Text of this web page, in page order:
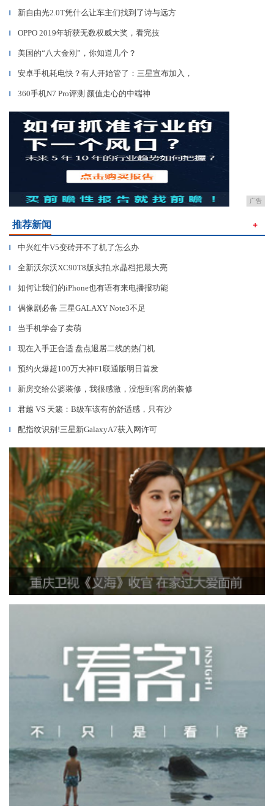
▎ 新自由光2.0T凭什么让车主们找到了诗与远方
▎ OPPO 2019年斩获无数权威大奖，看完技
▎ 美国的“八大金刚”，你知道几个？
▎ 安卓手机耗电快？有人开始管了：三星宣布加入，
▎ 360手机N7 Pro评测 颜值走心的中端神
广告
推荐新闻 ＋
▎ 中兴红牛V5变砖开不了机了怎么办
▎ 全新沃尔沃XC90T8版实拍,水晶档把最大亮
▎ 如何让我们的iPhone也有语有来电播报功能
▎ 偶像剧必备 三星GALAXY Note3不足
▎ 当手机学会了卖萌
▎ 现在入手正合适 盘点退居二线的热门机
▎ 预约火爆超100万大神F1联通版明日首发
▎ 新房交给公婆装修，我很感激，没想到客房的装修
▎ 君越 VS 天籁：B级车该有的舒适感，只有沙
▎ 配指纹识别!三星新GalaxyA7获入网许可